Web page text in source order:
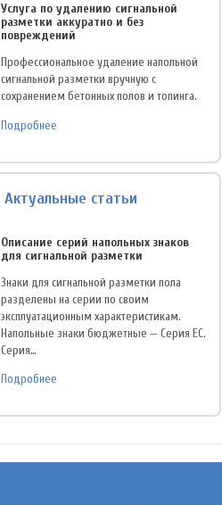
Услуга по удалению сигнальной
разметки аккуратно и без
повреждений
Профессиональное удаление напольной
сигнальной разметки вручную с
сохранением бетонных полов и топинга.
Подробнее
Актуальные статьи
Описание серий напольных знаков
для сигнальной разметки
Знаки для сигнальной разметки пола
разделены на серии по своим
эксплуатационным характеристикам.
Напольные знаки бюджетные — Серия EC.
Серия…
Подробнее